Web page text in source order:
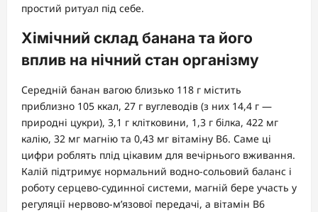
простий ритуал під себе.
Хімічний склад банана та його
вплив на нічний стан організму
Середній банан вагою близько 118 г містить
приблизно 105 ккал, 27 г вуглеводів (з них 14,4 г —
природні цукри), 3,1 г клітковини, 1,3 г білка, 422 мг
калію, 32 мг магнію та 0,43 мг вітаміну B6. Саме ці
цифри роблять плід цікавим для вечірнього вживання.
Калій підтримує нормальний водно-сольовий баланс і
роботу серцево-судинної системи, магній бере участь у
регуляції нервово-м’язової передачі, а вітамін B6